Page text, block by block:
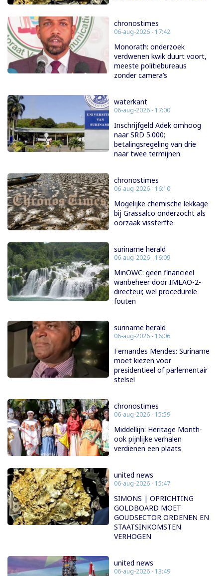
chronostimes
06-aug-2026 - 17:42
Monorath: onderzoek
verdwenen kwik duurt voort,
meeste politiebureaus
zonder camera’s
waterkant
06-aug-2026 - 17:00
Inschrijfgeld Adek omhoog
naar SRD 5.000;
betalingsregeling van drie
naar twee termijnen
chronostimes
06-aug-2026 - 16:10
Mogelijke chemische lekkage
bij Grassalco onderzocht als
oorzaak vissterfte
suriname herald
06-aug-2026 - 16:09
MinOWC: geen financieel
wanbeheer door IMEAO-2-
directeur, wel procedurele
fouten
suriname herald
06-aug-2026 - 16:06
Fernandes Mendes: Suriname
moet kiezen voor
presidentieel of parlementair
stelsel
chronostimes
06-aug-2026 - 15:59
Middellijn: Heritage Month-
ook pijnlijke verhalen
verdienen een plaats
united news
06-aug-2026 - 15:47
SIMONS | OPRICHTING
GOLDBOARD MOET
GOUDSECTOR ORDENEN EN
STAATSINKOMSTEN
VERHOGEN
united news
06-aug-2026 - 13:49